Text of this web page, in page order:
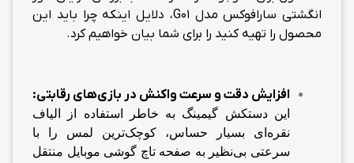
انگشتی سارافوکس مدل G01، دلایل اینکه چرا باید این
محصول را تهیه کنید را برای شما بیان خواهیم کرد.
افزایش دقت و سرعت واکنش در بازی‌های رقابتی:
این دستکش گیمینگ به خاطر استفاده از الیاف
نقره‌ای بسیار حساس، کوچک‌ترین لمس را با
سرعتی بی‌نظیر به صفحه تاچ گوشی موبایل منتقل